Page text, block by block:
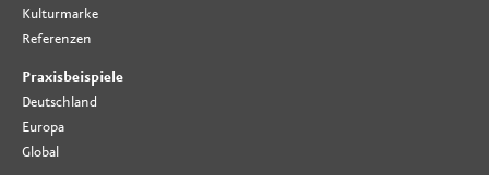
Kulturmarke
Referenzen
Praxisbeispiele
Deutschland
Europa
Global